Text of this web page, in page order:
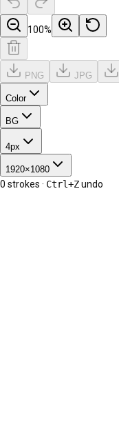
100%
PNG JPG
Color
BG
4px
1920×1080
0 strokes · Ctrl+Zundo